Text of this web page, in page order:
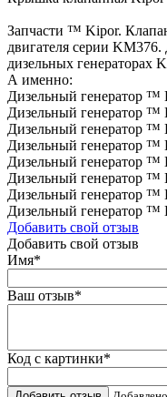
Запчасти ™ Kipor.
двигателя серии
дизельных генераторах
А именно:
Дизельный генератор
Дизельный генератор ™
Дизельный генератор
Дизельный генератор
Дизельный генератор
Дизельный генератор ™
Дизельный генератор
Дизельный генератор
Добавить свой отзыв
Добавить свой отзыв
Имя*
Ваш отзыв*
Код с картинки*